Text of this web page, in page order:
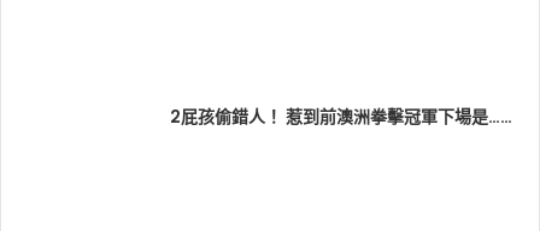
2屁孩偷錯人！ 惹到前澳洲拳擊冠軍下場是……